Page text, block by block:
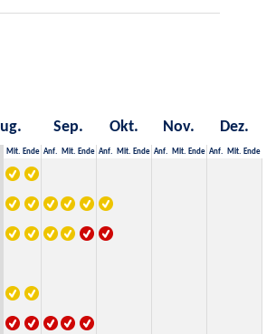
Sep. Okt. Nov. Dez.
Mit. Ende Anf. Mit. Ende Anf. Mit. Ende Anf. Mit. Ende Anf. Mit. Ende